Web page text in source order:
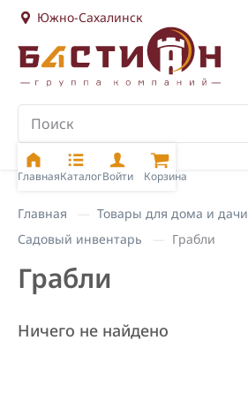
Южно-Сахалинск
ГлавнаяКаталогВойти Корзина
Главная
Товары для дома и дачи
Садовый инвентарь
Грабли
Грабли
Ничего не найдено